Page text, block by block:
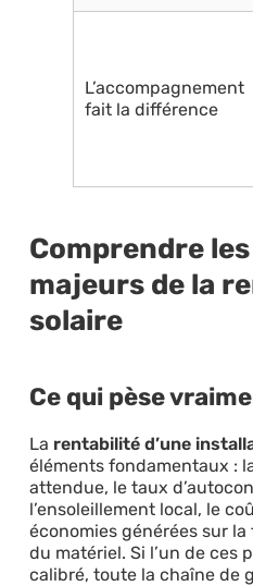
L’accompagnement
fait la différence
Comprendre
majeurs de la
solaire
Ce qui pèse
La rentabilité d’une
éléments fondamentaux :
attendue, le taux
l’ensoleillement local, le
économies générées sur
du matériel. Si l’un de ces
calibré, toute la chaîne de